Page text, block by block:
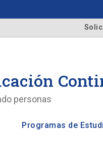
personas
Programas de